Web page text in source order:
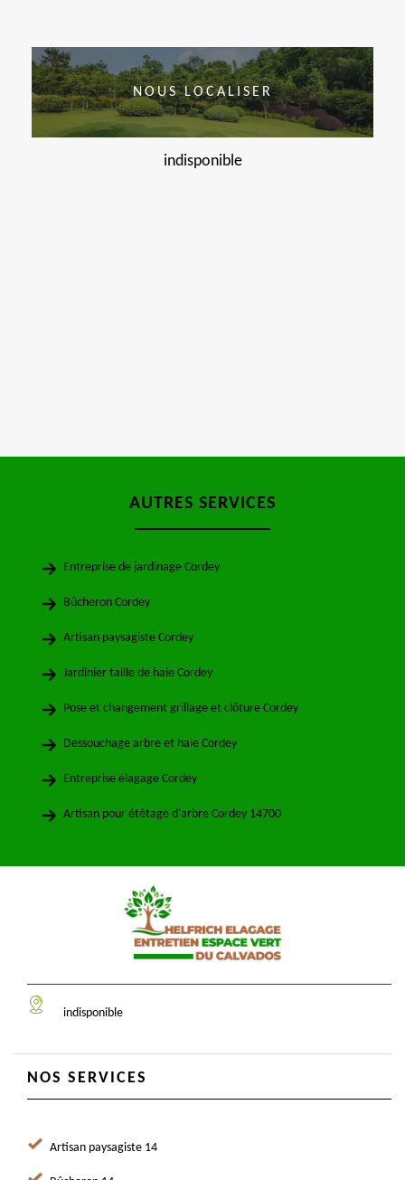
NOUS LOCALISER
indisponible
AUTRES SERVICES
Entreprise de jardinage Cordey
Bûcheron Cordey
Artisan paysagiste Cordey
Jardinier taille de haie Cordey
Pose et changement grillage et clôture Cordey
Dessouchage arbre et haie Cordey
Entreprise élagage Cordey
Artisan pour étêtage d'arbre Cordey 14700
indisponible
NOS SERVICES
Artisan paysagiste 14